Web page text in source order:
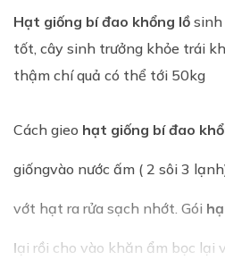
Hạt giống bí đao khổng lồ
tốt, cây sinh trưởng khỏe trái
thậm chí quả có thể tới 50kg
Cách gieo hạt giống bí đao
giốngvào nước ấm ( 2 sôi 3
vớt hạt ra rửa sạch nhớt. Gói
lại rồi cho vào khăn ẩm bọc lại